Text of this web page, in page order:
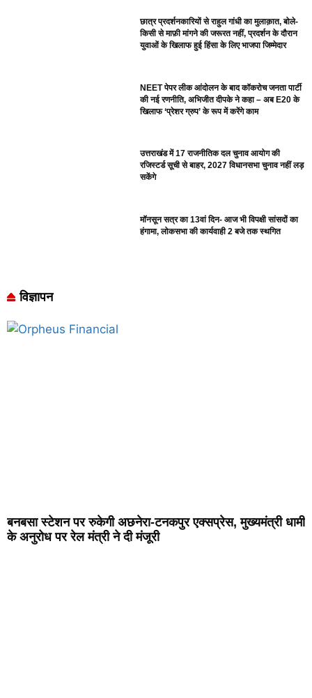
छात्र प्रदर्शनकारियों से राहुल गांधी का मुलाक़ात, बोले-
किसी से माफ़ी मांगने की जरूरत नहीं, प्रदर्शन के दौरान
युवाओं के खिलाफ हुई हिंसा के लिए भाजपा जिम्मेदार
NEET पेपर लीक आंदोलन के बाद कॉकरोच जनता पार्टी
की नई रणनीति, अभिजीत दीपके ने कहा – अब E20 के
खिलाफ ‘प्रेशर ग्रुप’ के रूप में करेंगे काम
उत्तराखंड में 17 राजनीतिक दल चुनाव आयोग की
रजिस्टर्ड सूची से बाहर, 2027 विधानसभा चुनाव नहीं लड़
सकेंगे
मॉनसून सत्र का 13वां दिन- आज भी विपक्षी सांसदों का
हंगामा, लोकसभा की कार्यवाही 2 बजे तक स्थगित
विज्ञापन
बनबसा स्टेशन पर रुकेगी अछनेरा-टनकपुर एक्सप्रेस, मुख्यमंत्री धामी
के अनुरोध पर रेल मंत्री ने दी मंजूरी